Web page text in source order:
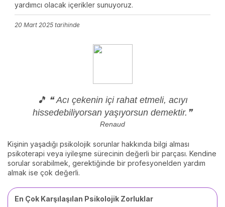
yardımcı olacak içerikler sunuyoruz.
20 Mart 2025 tarihinde
🎵 ❝ Acı çekenin içi rahat etmeli, acıyı
hissedebiliyorsan yaşıyorsun demektir.❞
Renaud
Kişinin yaşadığı psikolojik sorunlar hakkında bilgi alması
psikoterapi veya iyileşme sürecinin değerli bir parçası. Kendine
sorular sorabilmek, gerektiğinde bir profesyonelden yardım
almak ise çok değerli.
En Çok Karşılaşılan Psikolojik Zorluklar